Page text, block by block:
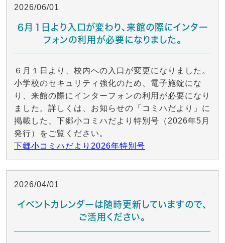
2026/06/01
６月１日より入口が変わり、来館の際にインター
フォンの利用が必要になりました。
６月１日より、校内への入口が変更になりました。
小学校のセキュリティ強化のため、電子施錠にな
り、来館の際にインターフォンの利用が必要になり
ました。詳しくは、お知らせの「コミハだより」に
掲載した、下郷小コミハだより特別号（2026年5月
発行）をご覧ください。
下郷小コミハだより2026年特別号
2026/04/01
イベントカレンダーは随時更新していますので、
ご活用ください。